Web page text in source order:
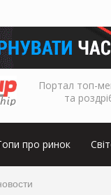
Портал топ-
та
про ринок